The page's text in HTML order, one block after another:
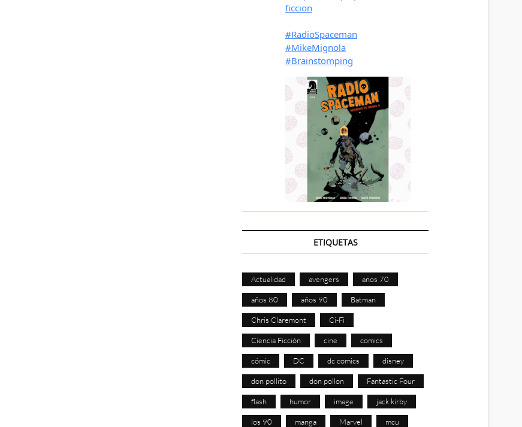
ETIQUETAS
Actualidad avengers años 70
años 80 años 90 Batman
Chris Claremont Ci-Fi
Ciencia Ficción cine comics
cómic DC dc comics disney
don pollito don pollon Fantastic Four
flash humor image jack kirby
los 90 manga Marvel mcu